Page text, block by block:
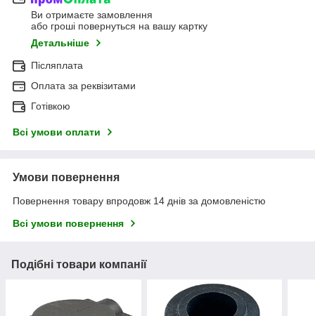
Ви отримаєте замовлення
або гроші повернуться на вашу картку
Детальніше
Післяплата
Оплата за реквізитами
Готівкою
Всі умови оплати
Умови повернення
Повернення товару впродовж 14 днів за домовленістю
Всі умови повернення
Подібні товари компанії